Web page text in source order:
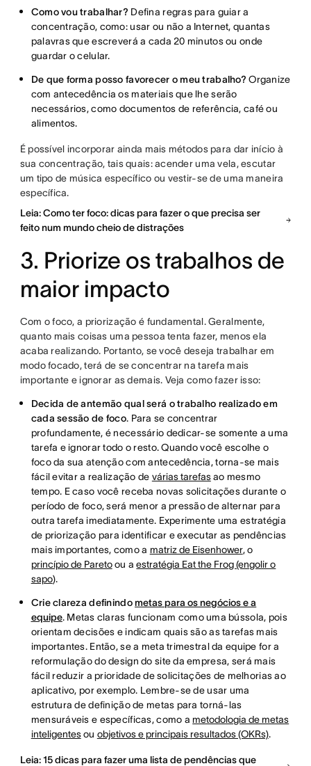
Como vou trabalhar? Defina regras para guiar a
concentração, como: usar ou não a Internet, quantas
palavras que escreverá a cada 20 minutos ou onde
guardar o celular.
De que forma posso favorecer o meu trabalho? Organize
com antecedência os materiais que lhe serão
necessários, como documentos de referência, café ou
alimentos.
É possível incorporar ainda mais métodos para dar início à
sua concentração, tais quais: acender uma vela, escutar
um tipo de música específico ou vestir-se de uma maneira
específica.
Leia: Como ter foco: dicas para fazer o que precisa ser
feito num mundo cheio de distrações
3. Priorize os trabalhos de
maior impacto
Com o foco, a priorização é fundamental. Geralmente,
quanto mais coisas uma pessoa tenta fazer, menos ela
acaba realizando. Portanto, se você deseja trabalhar em
modo focado, terá de se concentrar na tarefa mais
importante e ignorar as demais. Veja como fazer isso:
Decida de antemão qual será o trabalho realizado em
cada sessão de foco. Para se concentrar
profundamente, é necessário dedicar-se somente a uma
tarefa e ignorar todo o resto. Quando você escolhe o
foco da sua atenção com antecedência, torna-se mais
fácil evitar a realização de várias tarefasao mesmo
tempo. E caso você receba novas solicitações durante o
período de foco, será menor a pressão de alternar para
outra tarefa imediatamente. Experimente uma estratégia
de priorização para identificar e executar as pendências
mais importantes, como a matriz de Eisenhower, o
princípio de Paretoou aestratégia Eat the Frog (engolir o
sapo).
Crie clareza definindometas para os negócios e a
equipe. Metas claras funcionam como uma bússola, pois
orientam decisões e indicam quais são as tarefas mais
importantes. Então, se a meta trimestral da equipe for a
reformulação do design do site da empresa, será mais
fácil reduzir a prioridade de solicitações de melhorias ao
aplicativo, por exemplo. Lembre-se de usar uma
estrutura de definição de metas para torná-las
mensuráveis e específicas, como ametodologia de metas
inteligentesou objetivos e principais resultados (OKRs).
Leia: 15 dicas para fazer uma lista de pendências que